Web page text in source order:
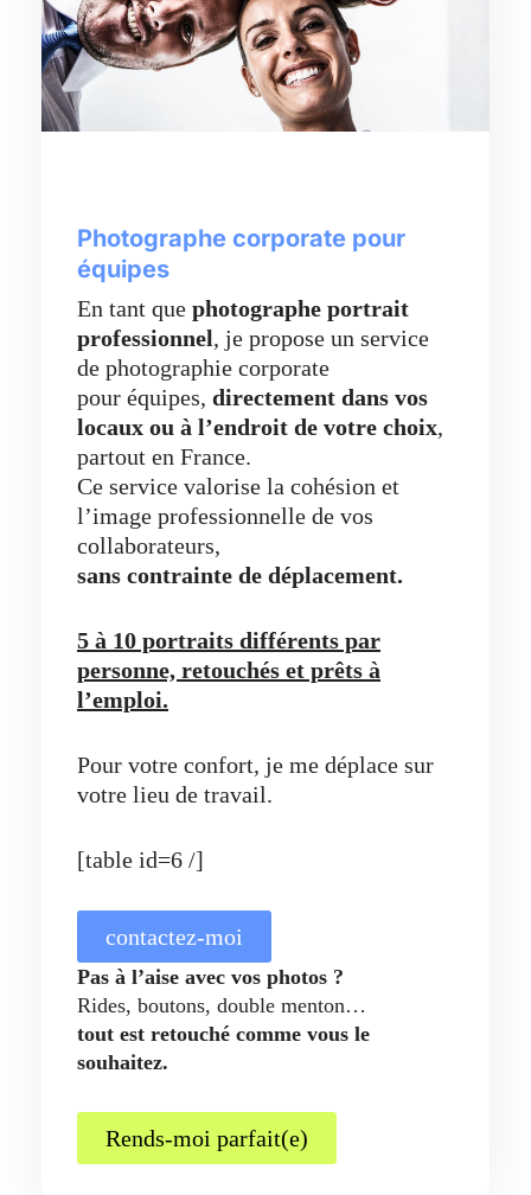
Photographe corporate pour
équipes
En tant que photographe portrait
professionnel, je propose un service
de photographie corporate
pour équipes, directement dans vos
locaux ou à l’endroit de votre choix,
partout en France.
Ce service valorise la cohésion et
l’image professionnelle de vos
collaborateurs,
sans contrainte de déplacement.
5 à 10 portraits différents par
personne, retouchés et prêts à
l’emploi.
Pour votre confort, je me déplace sur
votre lieu de travail.
[table id=6 /]
contactez-moi
Pas à l’aise avec vos photos ?
Rides, boutons, double menton…
tout est retouché comme vous le
souhaitez.
Rends-moi parfait(e)